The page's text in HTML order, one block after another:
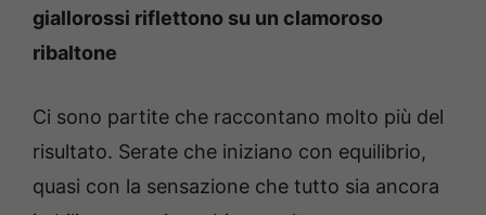
giallorossi riflettono su un clamoroso
ribaltone
Ci sono partite che raccontano molto più del
risultato. Serate che iniziano con equilibrio,
quasi con la sensazione che tutto sia ancora